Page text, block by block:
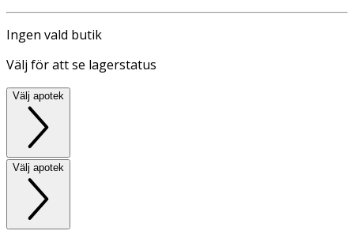
Ingen vald butik
Välj för att se lagerstatus
Välj apotek
Välj apotek